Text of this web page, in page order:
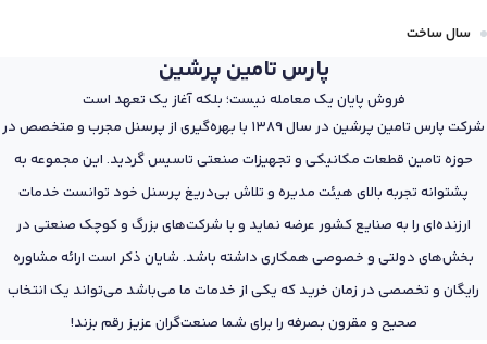
سال ساخت
پارس تامین پرشین
فروش پایان یک معامله نیست؛ بلکه آغاز یک تعهد است
شرکت پارس تامین پرشین در سال 1389 با بهره‌گیری از پرسنل مجرب و متخصص در
حوزه تامین قطعات مکانیکی و تجهیزات صنعتی تاسیس گردید. این مجموعه به
پشتوانه تجربه بالای هیئت مدیره و تلاش بی‌دریغ پرسنل خود توانست خدمات
ارزنده‌ای را به صنایع کشور عرضه نماید و با شرکت‌های بزرگ و کوچک صنعتی در
بخش‌های دولتی و خصوصی همکاری داشته باشد. شایان ذکر است ارائه مشاوره
رایگان و تخصصی در زمان خرید که یکی از خدمات ما می‌باشد می‌تواند یک انتخاب
صحیح و مقرون بصرفه را برای شما صنعت‌گران عزیز رقم بزند!